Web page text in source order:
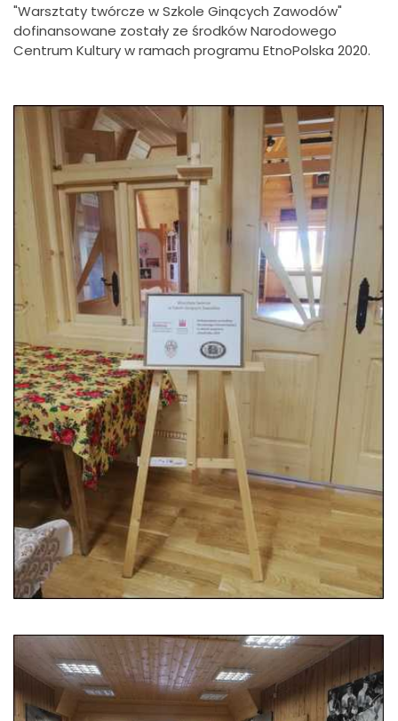
"Warsztaty twórcze w Szkole Ginących Zawodów"
dofinansowane zostały ze środków Narodowego
Centrum Kultury w ramach programu EtnoPolska 2020.